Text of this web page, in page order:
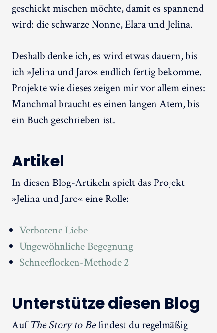
geschickt mischen möchte, damit es spannend
wird: die schwarze Nonne, Elara und Jelina.
Deshalb denke ich, es wird etwas dauern, bis
ich »Jelina und Jaro« endlich fertig bekomme.
Projekte wie dieses zeigen mir vor allem eines:
Manchmal braucht es einen langen Atem, bis
ein Buch geschrieben ist.
Artikel
In diesen Blog-Artikeln spielt das Projekt
»Jelina und Jaro« eine Rolle:
Verbotene Liebe
Ungewöhnliche Begegnung
Schneeflocken-Methode 2
Unterstütze diesen Blog
AufThe Story to Befindest du regelmäßig